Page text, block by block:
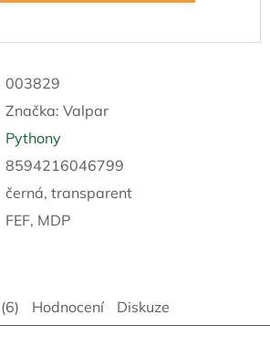
003829
Značka: Valpar
Pythony
8594216046799
černá, transparent
FEF, MDP
Hodnocení Diskuze